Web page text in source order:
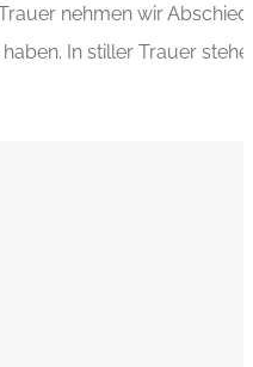
nehmen wir
In stiller Trauer